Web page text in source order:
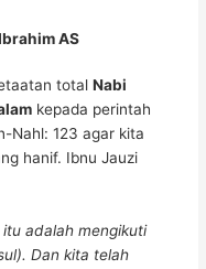
AS
totalNabi
kepada perintah
hanif. Ibnu Jauzi
itu adalah mengikuti
Dan kita telah